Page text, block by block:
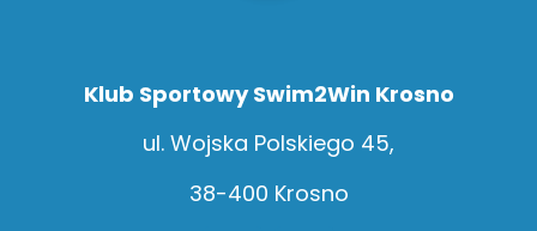
Klub Sportowy Swim2Win Krosno
ul. Wojska Polskiego 45,
38-400 Krosno